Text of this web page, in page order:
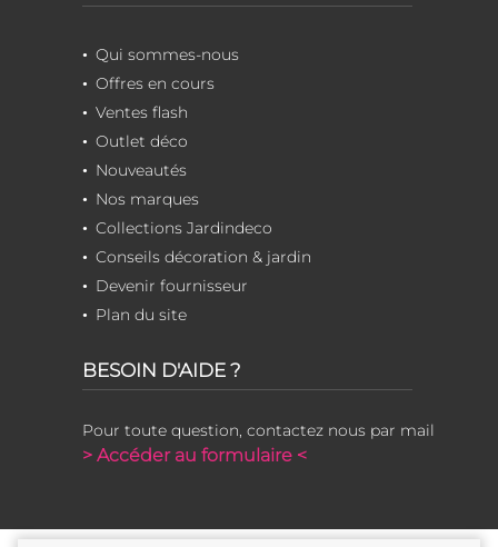
Qui sommes-nous
Offres en cours
Ventes flash
Outlet déco
Nouveautés
Nos marques
Collections Jardindeco
Conseils décoration & jardin
Devenir fournisseur
Plan du site
BESOIN D'AIDE ?
Pour toute question, contactez nous par mail
> Accéder au formulaire <